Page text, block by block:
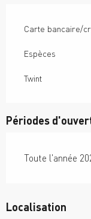
Carte bancaire/
Espèces
Twint
Périodes
Toute l'année
Localisation